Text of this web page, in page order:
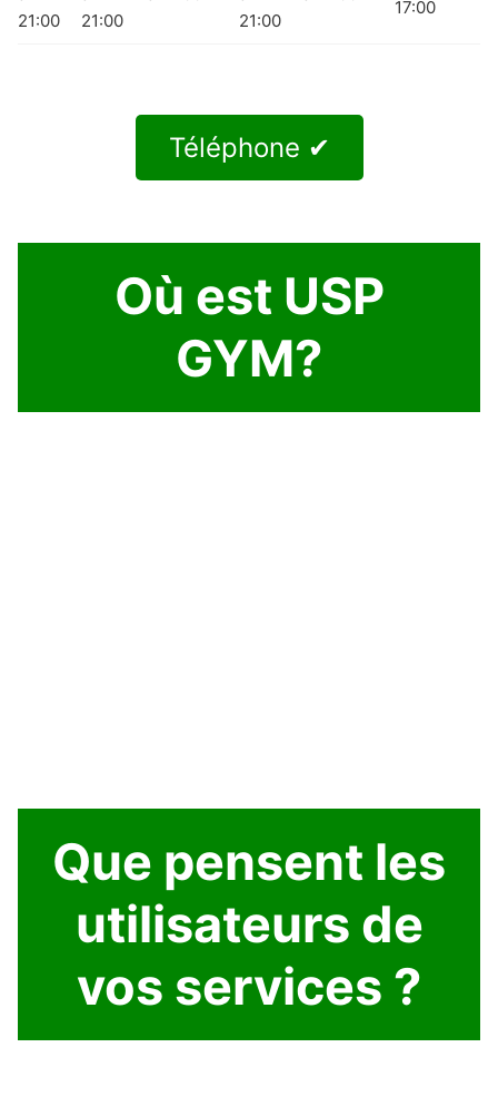
21:00
21:00
21:00
17:00
Téléphone ✔
Où est USP
GYM?
Que pensent les
utilisateurs de
vos services ?